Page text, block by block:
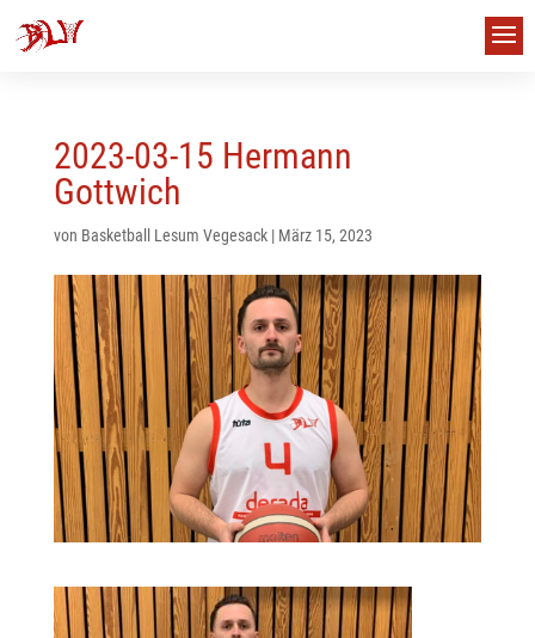
2023-03-15 Hermann
Gottwich
von Basketball Lesum Vegesack| März 15, 2023